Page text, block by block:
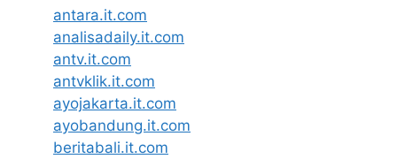
antara.it.com
analisadaily.it.com
antv.it.com
antvklik.it.com
ayojakarta.it.com
ayobandung.it.com
beritabali.it.com